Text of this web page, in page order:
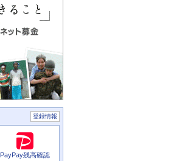
登録情報
PayPay残高確認